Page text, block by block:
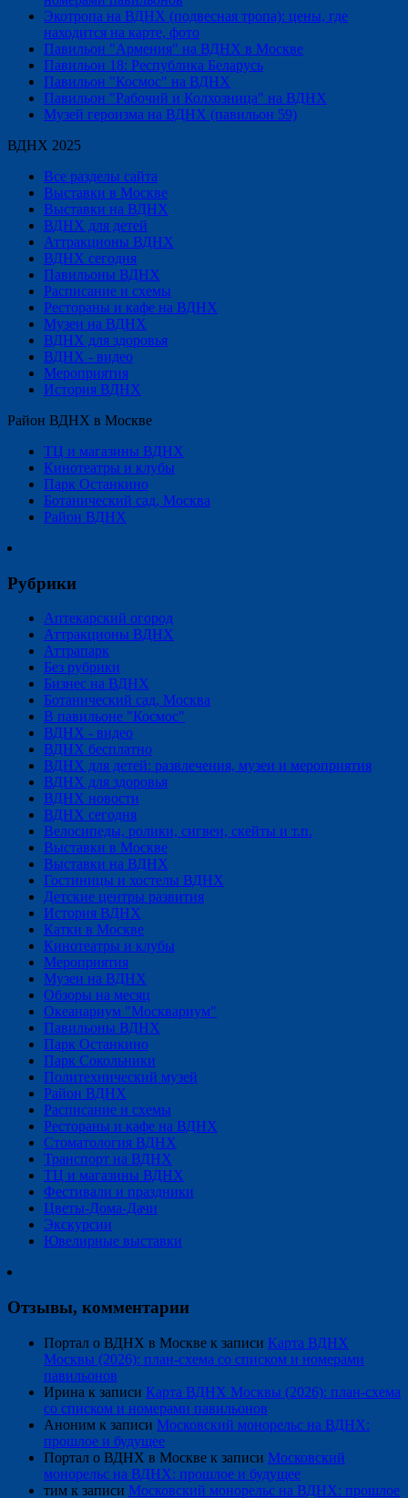
Экотропа на ВДНХ (подвесная тропа): цены, где
находится на карте, фото
Павильон "Армения" на ВДНХ в Москве
Павильон 18: Республика Беларусь
Павильон "Космос" на ВДНХ
Павильон "Рабочий и Колхозница" на ВДНХ
Музей героизма на ВДНХ (павильон 59)
ВДНХ 2025
Все разделы сайта
Выставки в Москве
Выставки на ВДНХ
ВДНХ для детей
Аттракционы ВДНХ
ВДНХ сегодня
Павильоны ВДНХ
Расписание и схемы
Рестораны и кафе на ВДНХ
Музеи на ВДНХ
ВДНХ для здоровья
ВДНХ - видео
Мероприятия
История ВДНХ
Район ВДНХ в Москве
ТЦ и магазины ВДНХ
Кинотеатры и клубы
Парк Останкино
Ботанический сад, Москва
Район ВДНХ
Рубрики
Аптекарский огород
Аттракционы ВДНХ
Аттрапарк
Без рубрики
Бизнес на ВДНХ
Ботанический сад, Москва
В павильоне "Космос"
ВДНХ - видео
ВДНХ бесплатно
ВДНХ для детей: развлечения, музеи и мероприятия
ВДНХ для здоровья
ВДНХ новости
ВДНХ сегодня
Велосипеды, ролики, сигвеи, скейты и т.п.
Выставки в Москве
Выставки на ВДНХ
Гостиницы и хостелы ВДНХ
Детские центры развития
История ВДНХ
Катки в Москве
Кинотеатры и клубы
Мероприятия
Музеи на ВДНХ
Обзоры на месяц
Океанариум "Москвариум"
Павильоны ВДНХ
Парк Останкино
Парк Сокольники
Политехнический музей
Район ВДНХ
Расписание и схемы
Рестораны и кафе на ВДНХ
Стоматология ВДНХ
Транспорт на ВДНХ
ТЦ и магазины ВДНХ
Фестивали и праздники
Цветы-Дома-Дачи
Экскурсии
Ювелирные выставки
Отзывы, комментарии
Портал о ВДНХ в Москве к записи Карта ВДНХ
Москвы (2026): план-схема со списком и номерами
павильонов
Ирина к записи Карта ВДНХ Москвы (2026): план-схема
со списком и номерами павильонов
Аноним к записи Московский монорельс на ВДНХ:
прошлое и будущее
Портал о ВДНХ в Москве к записи Московский
монорельс на ВДНХ: прошлое и будущее
тим к записи Московский монорельс на ВДНХ: прошлое